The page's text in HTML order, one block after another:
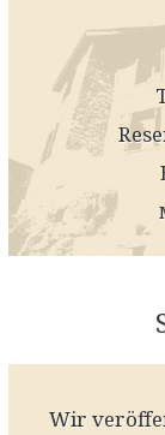
Wir